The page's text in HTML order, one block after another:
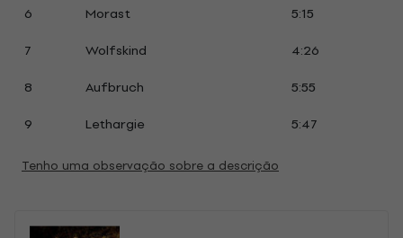
6
Morast
5:15
7
Wolfskind
4:26
8
Aufbruch
5:55
9
Lethargie 5:47
Tenho uma observação sobre a descrição